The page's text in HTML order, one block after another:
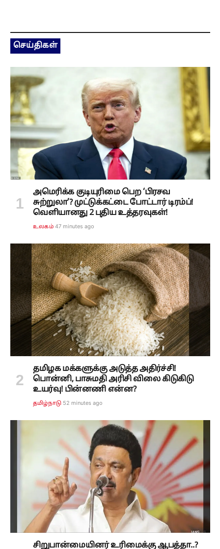
செய்திகள்
அமெரிக்க குடியுரிமை பெற ‘பிரசவ
சுற்றுலா’? முட்டுக்கட்டை போட்டார் டிரம்ப்!
வெளியானது 2 புதிய உத்தரவுகள்!
உலகம் 47 minutes ago
தமிழக மக்களுக்கு அடுத்த அதிர்ச்சி!
பொன்னி, பாசுமதி அரிசி விலை கிடுகிடு
உயர்வு! பின்னணி என்ன?
தமிழ்நாடு 52 minutes ago
சிறுபான்மையினர் உரிமைக்கு ஆபத்தா..?